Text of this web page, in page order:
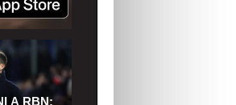
A RBN: